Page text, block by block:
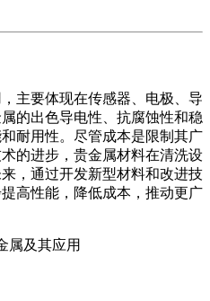
主要体现在传感器、电极、导
的出色导电性、抗腐蚀性和稳
耐用性。尽管成本是限制其广
的进步，贵金属材料在清洗设
，通过开发新型材料和改进技
高性能，降低成本，推动更广